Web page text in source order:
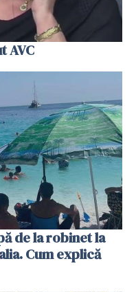
AVC
de la robinet la
Cum explică